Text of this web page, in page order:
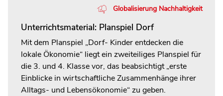
Globalisierung Nachhaltigkeit
Unterrichtsmaterial: Planspiel Dorf
Mit dem Planspiel „Dorf- Kinder entdecken die
lokale Ökonomie“ liegt ein zweiteiliges Planspiel für
die 3. und 4. Klasse vor, das beabsichtigt „erste
Einblicke in wirtschaftliche Zusammenhänge ihrer
Alltags- und Lebensökonomie“ zu geben.